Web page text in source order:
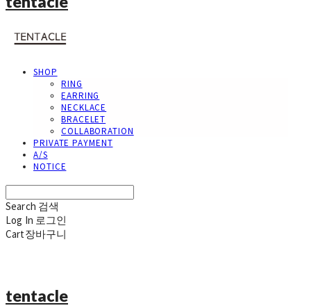
SHOP
RING
EARRING
NECKLACE
BRACELET
COLLABORATION
PRIVATE PAYMENT
A/S
NOTICE
Search 검색
Log In 로그인
Cart장바구니
tentacle